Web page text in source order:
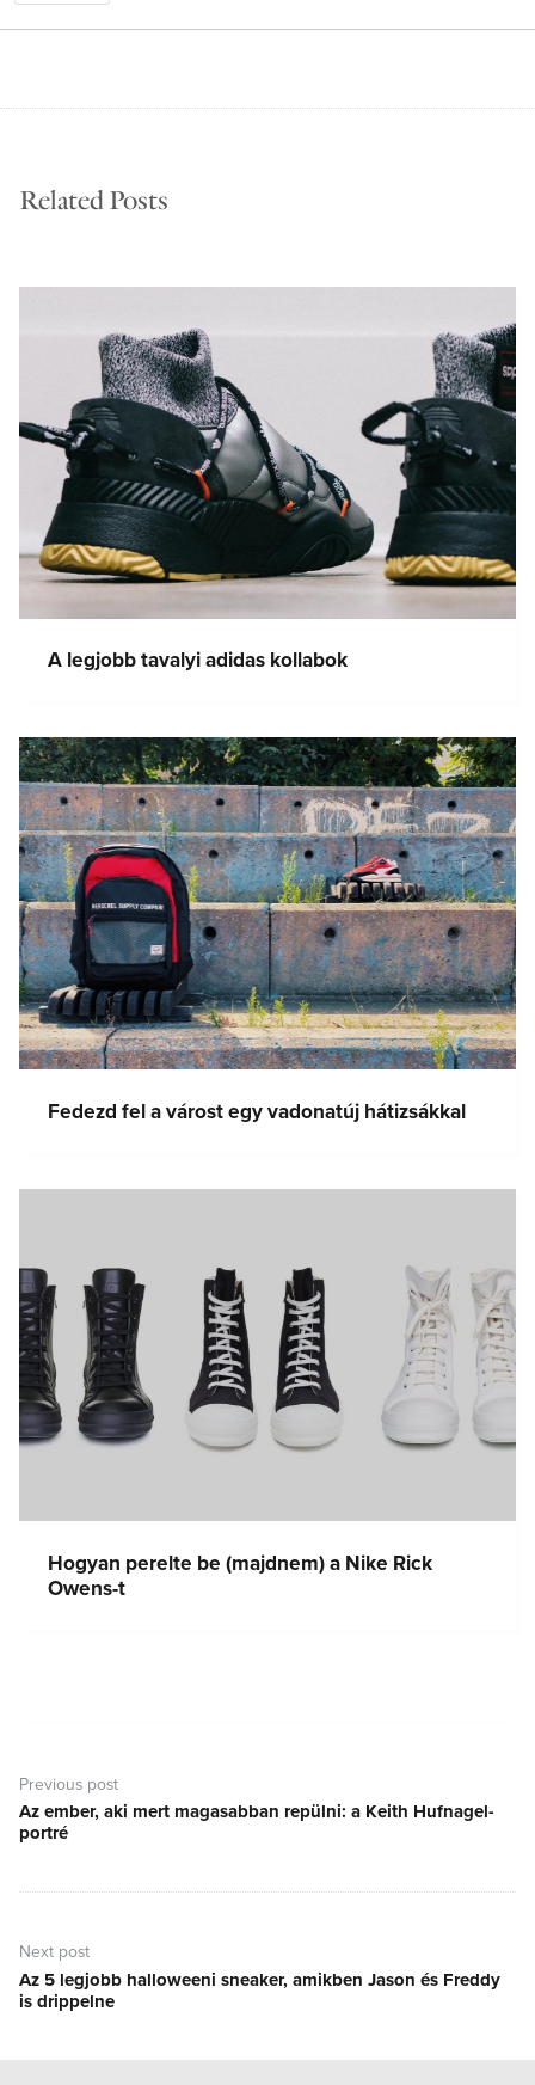
Related Posts
A legjobb tavalyi adidas kollabok
Fedezd fel a várost egy vadonatúj hátizsákkal
Hogyan perelte be (majdnem) a Nike Rick
Owens-t
navigáció
Previous post
Previous
post:
Az ember, aki mert magasabban repülni: a Keith Hufnagel-
portré
Next post
Next
post:
Az 5 legjobb halloweeni sneaker, amikben Jason és Freddy
is drippelne